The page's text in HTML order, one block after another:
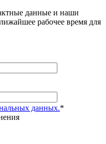
данные и наши
рабочее время для
данных.*